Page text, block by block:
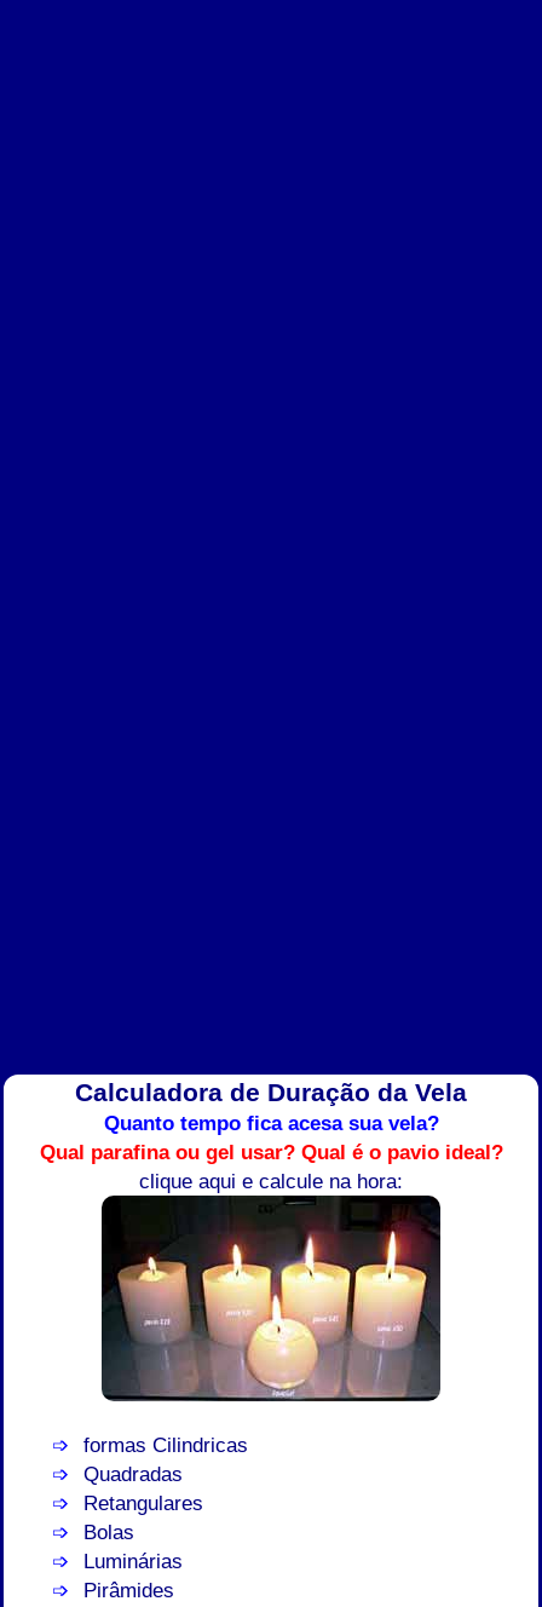
Calculadora de Duração da Vela
Quanto tempo fica acesa sua vela?
Qual parafina ou gel usar?Qual é o pavio ideal?
clique aqui e calcule na hora:
formas Cilindricas
Quadradas
Retangulares
Bolas
Luminárias
Pirâmides